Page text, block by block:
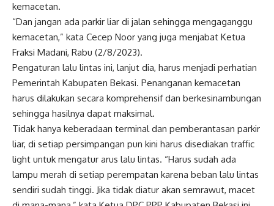
kemacetan.
“Dan jangan ada parkir liar di jalan sehingga mengaganggu
kemacetan,” kata Cecep Noor yang juga menjabat Ketua
Fraksi Madani, Rabu (2/8/2023).
Pengaturan lalu lintas ini, lanjut dia, harus menjadi perhatian
Pemerintah Kabupaten Bekasi. Penanganan kemacetan
harus dilakukan secara komprehensif dan berkesinambungan
sehingga hasilnya dapat maksimal.
Tidak hanya keberadaan terminal dan pemberantasan parkir
liar, di setiap persimpangan pun kini harus disediakan traffic
light untuk mengatur arus lalu lintas. “Harus sudah ada
lampu merah di setiap perempatan karena beban lalu lintas
sendiri sudah tinggi. Jika tidak diatur akan semrawut, macet